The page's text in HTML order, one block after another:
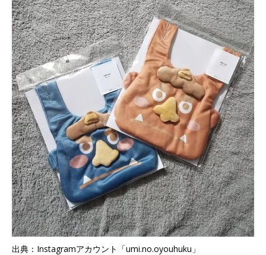
出典：Instagramアカウント「umi.no.oyouhuku」